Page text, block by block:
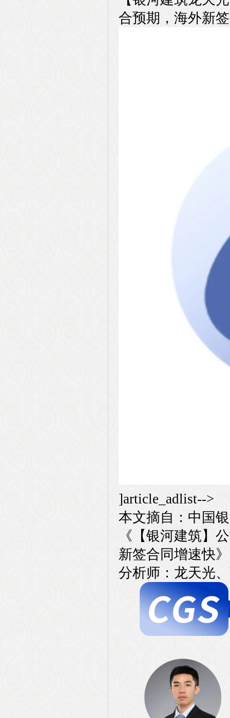
合预期，海外新
]article_adlist-->
本文摘自：中国
《【银河建筑】
新签合同增速快》
分析师：龙天光